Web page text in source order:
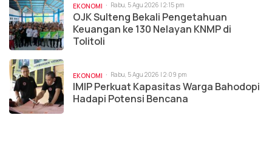
EKONOMI Rabu, 5 Agu 2026 | 2:15 pm
OJK Sulteng Bekali Pengetahuan
Keuangan ke 130 Nelayan KNMP di
Tolitoli
EKONOMI Rabu, 5 Agu 2026 | 2:09 pm
IMIP Perkuat Kapasitas Warga Bahodopi
Hadapi Potensi Bencana